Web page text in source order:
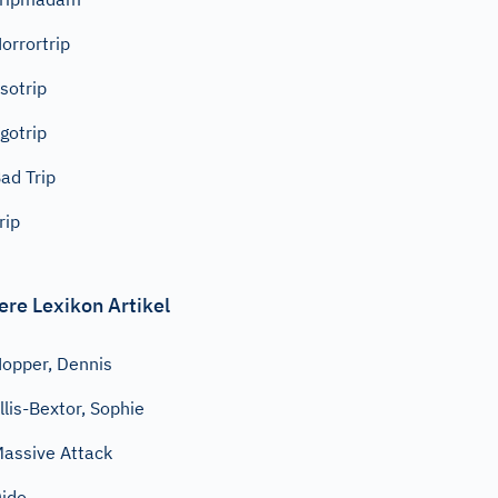
Trip
Lexikon Artikel
Dennis
Bextor, Sophie
Attack